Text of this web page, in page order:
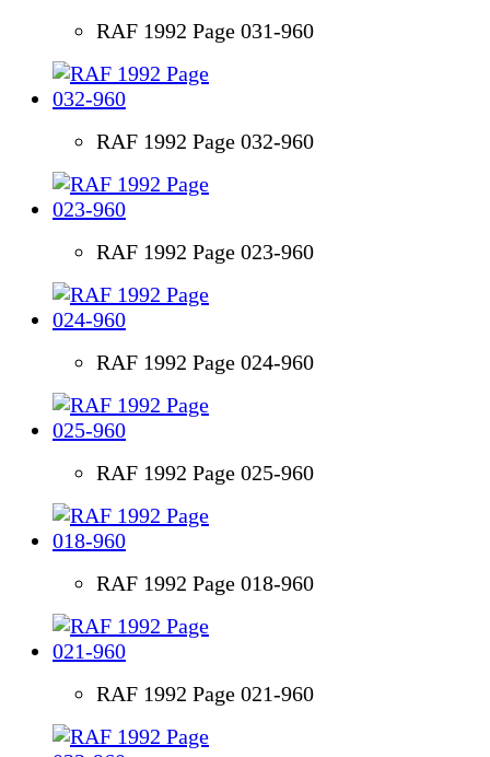
RAF 1992 Page 031-960
RAF 1992 Page 032-960
RAF 1992 Page 023-960
RAF 1992 Page 024-960
RAF 1992 Page 025-960
RAF 1992 Page 018-960
RAF 1992 Page 021-960